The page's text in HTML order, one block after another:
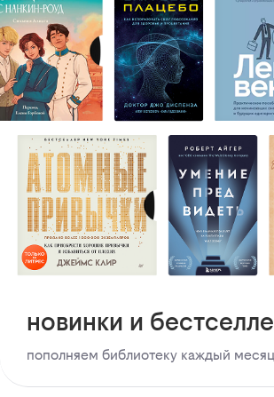
новинки и
пополняем библиотеку каждый месяц